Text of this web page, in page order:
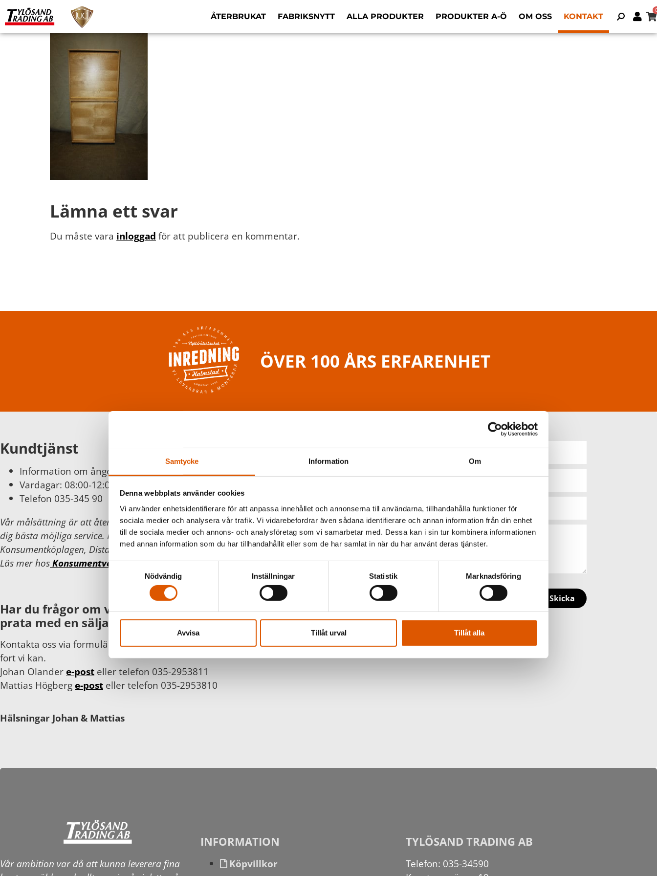
Samtycke Information Om
Denna webbplats använder cookies
Vi använder enhetsidentifierare för att anpassa innehållet och annonserna till användarna, tillhandahålla funktioner för
sociala medier och analysera vår trafik. Vi vidarebefordrar även sådana identifierare och annan information från din enhet
till de sociala medier och annons- och analysföretag som vi samarbetar med. Dessa kan i sin tur kombinera informationen
med annan information som du har tillhandahållit eller som de har samlat in när du har använt deras tjänster.
Samtyckesval
Nödvändig
Inställningar Statistik Marknadsföring
Avvisa Tillåt urval Tillåt alla
ÅTERBRUKAT FABRIKSNYTT ALLA PRODUKTER PRODUKTER A-Ö OM OSS KONTAKT
Lämna ett svar
Du måste vara inloggad för att publicera en kommentar.
ÖVER 100 ÅRS ERFARENHET
Kundtjänst
Information om ångerätt och byten finnshär
Vardagar: 08:00-12:00
Telefon 035-345 90
Vår målsättning är att återkomma inom 24 timmar och erbjuda
dig bästa möjliga service. För din och vår trygghet följer vi
Konsumentköplagen, Distans- och hemförsäljningslagen.
Läs mer hosKonsumentverket.
Har du frågor om våra produkter eller vill du
prata med en säljare?
Kontakta oss via formuläret eller direkt, så hör vi av oss så
fort vi kan.
Johan Olander e-post eller telefon 035-2953811
Mattias Högberg e-post eller telefon 035-2953810
Hälsningar Johan & Mattias
Skicka
Vår ambition var då att kunna leverera fina
INFORMATION
Köpvillkor
TYLÖSAND TRADING AB
Telefon: 035-34590